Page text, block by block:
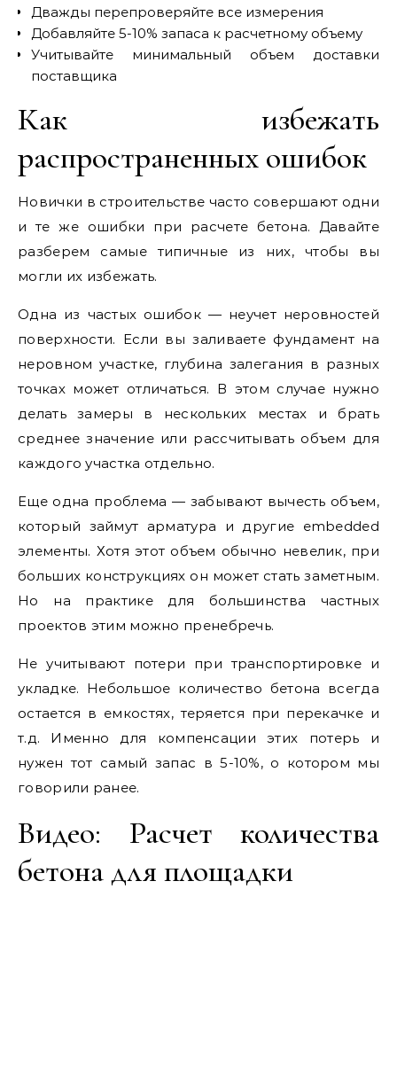
Дважды перепроверяйте все измерения
Добавляйте 5-10% запаса к расчетному объему
Учитывайте минимальный объем доставки
поставщика
Как избежать
распространенных ошибок
Новички в строительстве часто совершают одни
и те же ошибки при расчете бетона. Давайте
разберем самые типичные из них, чтобы вы
могли их избежать.
Одна из частых ошибок — неучет неровностей
поверхности. Если вы заливаете фундамент на
неровном участке, глубина залегания в разных
точках может отличаться. В этом случае нужно
делать замеры в нескольких местах и брать
среднее значение или рассчитывать объем для
каждого участка отдельно.
Еще одна проблема — забывают вычесть объем,
который займут арматура и другие embedded
элементы. Хотя этот объем обычно невелик, при
больших конструкциях он может стать заметным.
Но на практике для большинства частных
проектов этим можно пренебречь.
Не учитывают потери при транспортировке и
укладке. Небольшое количество бетона всегда
остается в емкостях, теряется при перекачке и
т.д. Именно для компенсации этих потерь и
нужен тот самый запас в 5-10%, о котором мы
говорили ранее.
Видео: Расчет количества
бетона для площадки